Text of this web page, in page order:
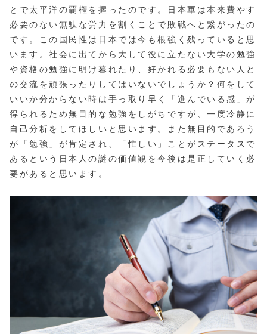
とで太平洋の覇権を握ったのです。日本軍は本来費やす
必要のない無駄な労力を割くことで敗戦へと繋がったの
です。この国民性は日本では今も根強く残っていると思
います。社会に出てから大して役に立たない大学の勉強
や資格の勉強に明け暮れたり、好かれる必要もない人と
の交流を頑張ったりしてはいないでしょうか？何をして
いいか分からない時は手っ取り早く「進んでいる感」が
得られるため無目的な勉強をしがちですが、一度冷静に
自己分析をしてほしいと思います。また無目的であろう
が「勉強」が肯定され、「忙しい」ことがステータスで
あるという日本人の謎の価値観を今後は是正していく必
要があると思います。